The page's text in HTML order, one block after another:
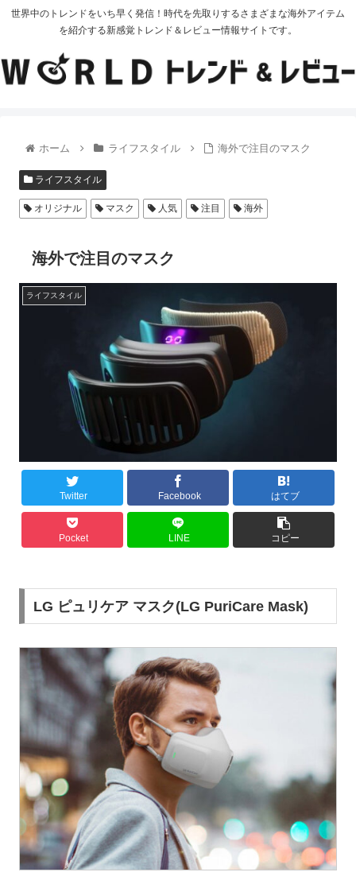
世界中のトレンドをいち早く発信！時代を先取りするさまざまな海外アイテム
を紹介する新感覚トレンド＆レビュー情報サイトです。
ホーム ライフスタイル 海外で注目のマスク
ライフスタイル
オリジナル マスク 人気 注目 海外
海外で注目のマスク
ライフスタイル
Twitter Facebook はてブ
Pocket LINE コピー
LG ピュリケア マスク(LG PuriCare Mask)